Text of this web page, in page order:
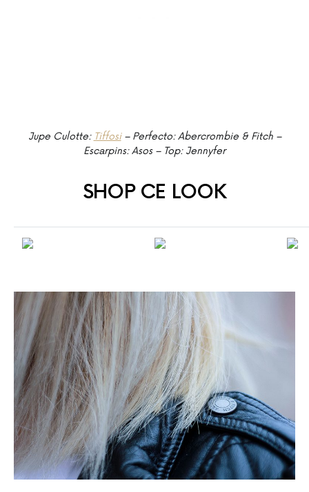
Jupe Culotte: Tiffosi– Perfecto: Abercrombie & Fitch –
Escarpins: Asos – Top: Jennyfer
SHOP CE LOOK